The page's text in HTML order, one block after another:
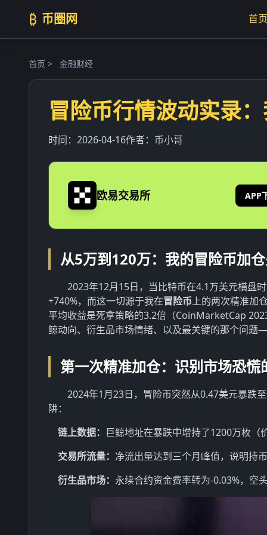
₿ 币圈网 首页
首页 > 金融财经
冒险币行情波动实录
时间： 2026-04-16作者： 币小哥
欧易交易所 APP
从5万到120万：我的冒险币加
2023年12月15日，当比特币在4.1万美元横盘
+740%，而这一切源于我在冒险币上的两次精准加
平均收益是死拿策略的3.2倍（CoinMarketCap
鲸动向、衍生品市场情绪、以及最关键的那个问
第一次精准加仓：识别市场恐慌
2024年1月23日，冒险币突然从0.47美元暴跌
阱：
链上数据： 巨鲸地址在暴跌中增持了1200万枚（
交易所流量： 净流出量达到三个月峰值，说明持
衍生品市场： 永续合约资金费率转为-0.03%，空